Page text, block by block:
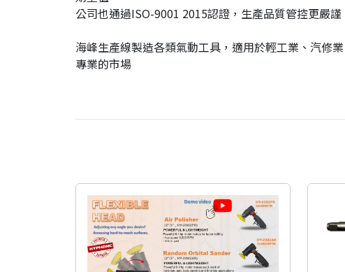
公司也通過ISO-9001 2015認證，生產品質管控更嚴
海峰生產線製造各類氣動工具，適用於輕工業、汽修
專業的市場